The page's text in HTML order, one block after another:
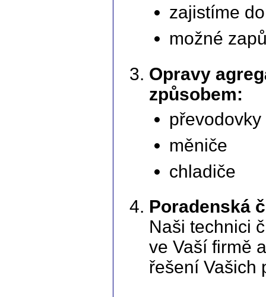
zajistíme
možné
Opravy
způsobem:
převodovky
měniče
chladiče
Poradenská
Naši technici
ve Vaší firmě
řešení Vašich